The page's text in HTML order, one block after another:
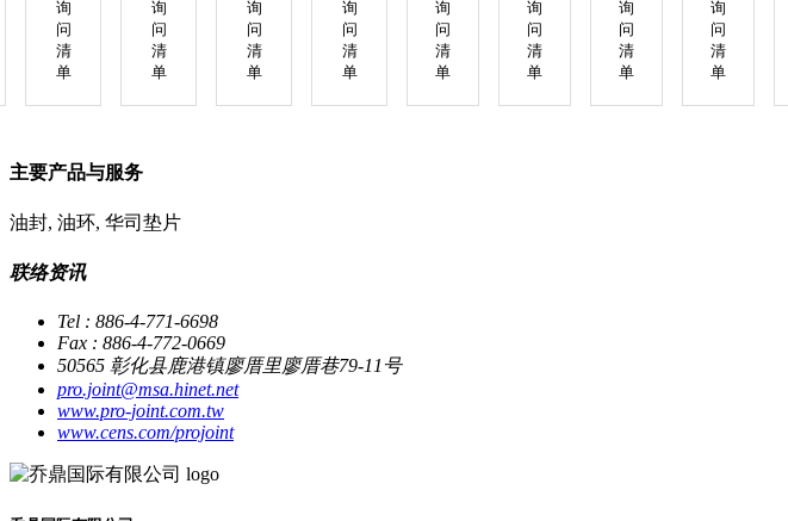
询
问
清
单
询
问
清
单
询
问
清
单
询
问
清
单
询
问
清
单
询
问
清
单
询
问
清
单
询
问
清
单
主要产品与服务
油封, 油环, 华司垫片
联络资讯
Tel : 886-4-771-6698
Fax : 886-4-772-0669
50565 彰化县鹿港镇廖厝里廖厝巷79-11号
pro.joint@msa.hinet.net
www.pro-joint.com.tw
www.cens.com/projoint